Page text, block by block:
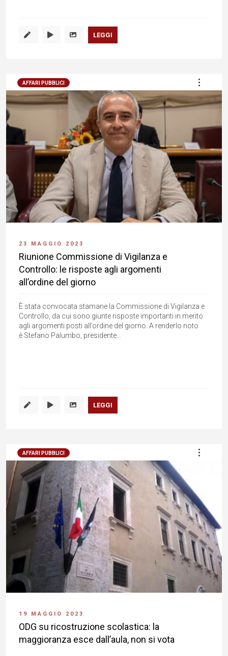
LEGGI
AFFARI PUBBLICI
23 MAGGIO 2023
Riunione Commissione di Vigilanza e
Controllo: le risposte agli argomenti
all’ordine del giorno
È stata convocata stamane la Commissione di Vigilanza e
Controllo, da cui sono giunte risposte importanti in merito
agli argomenti posti all’ordine del giorno. A renderlo noto
è Stefano Palumbo, presidente...
LEGGI
AFFARI PUBBLICI
19 MAGGIO 2023
ODG su ricostruzione scolastica: la
maggioranza esce dall’aula, non si vota